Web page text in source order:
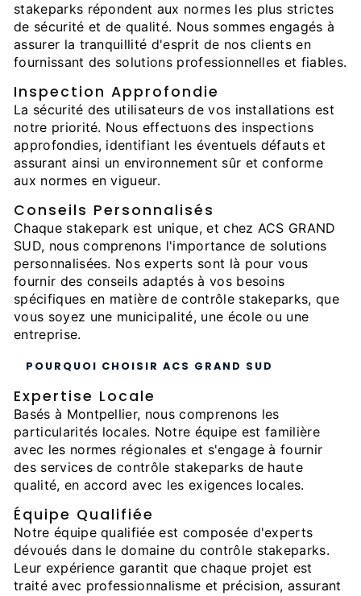
stakeparks répondent aux normes les plus strictes
de sécurité et de qualité. Nous sommes engagés à
assurer la tranquillité d'esprit de nos clients en
fournissant des solutions professionnelles et fiables.
Inspection Approfondie
La sécurité des utilisateurs de vos installations est
notre priorité. Nous effectuons des inspections
approfondies, identifiant les éventuels défauts et
assurant ainsi un environnement sûr et conforme
aux normes en vigueur.
Conseils Personnalisés
Chaque stakepark est unique, et chez ACS GRAND
SUD, nous comprenons l'importance de solutions
personnalisées. Nos experts sont là pour vous
fournir des conseils adaptés à vos besoins
spécifiques en matière de contrôle stakeparks, que
vous soyez une municipalité, une école ou une
entreprise.
POURQUOI CHOISIR ACS GRAND SUD
Expertise Locale
Basés à Montpellier, nous comprenons les
particularités locales. Notre équipe est familière
avec les normes régionales et s'engage à fournir
des services de contrôle stakeparks de haute
qualité, en accord avec les exigences locales.
Équipe Qualifiée
Notre équipe qualifiée est composée d'experts
dévoués dans le domaine du contrôle stakeparks.
Leur expérience garantit que chaque projet est
traité avec professionnalisme et précision, assurant